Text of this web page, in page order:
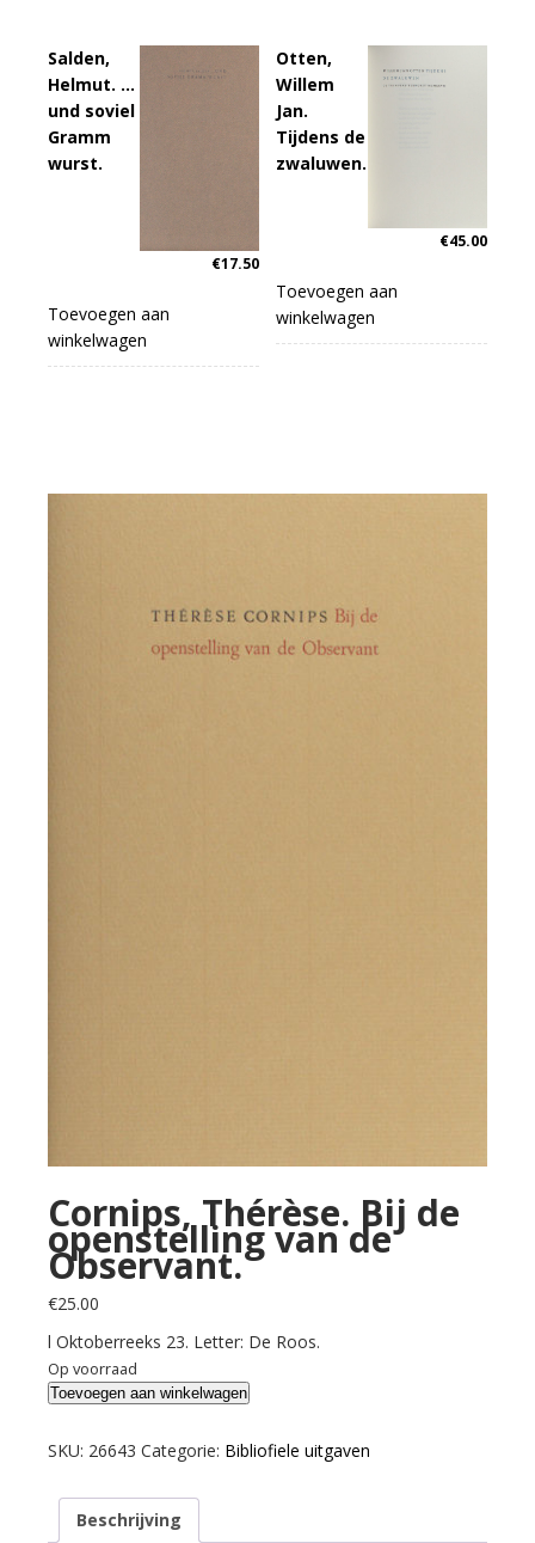
Salden,
Helmut. …
und soviel
Gramm
wurst.
€17.50
Toevoegen aan
winkelwagen
Otten,
Willem
Jan.
Tijdens de
zwaluwen.
€45.00
Toevoegen aan
winkelwagen
Cornips, Thérèse. Bij de
openstelling van de
Observant.
€25.00
l Oktoberreeks 23. Letter: De Roos.
Op voorraad
Cornips,
Bij
openstelling
Toevoegen aan winkelwagen
SKU: 26643 Categorie: Bibliofiele uitgaven
Beschrijving